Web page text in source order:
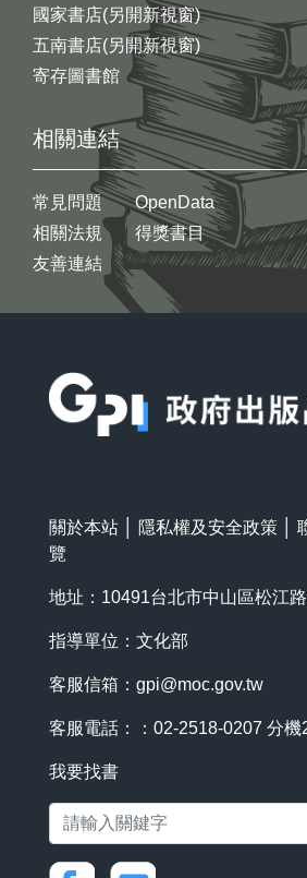
國家書店(另開新視窗)
五南書店(另開新視窗)
寄存圖書館
相關連結
常見問題
相關法規
友善連結
OpenData
得獎書目
關於本站 隱私權及安全政策
覽
地址：10491台北市中山區松江
指導單位：文化部
客服信箱： gpi@moc.gov.tw
客服電話：：02-2518-0207 分機
我要找書